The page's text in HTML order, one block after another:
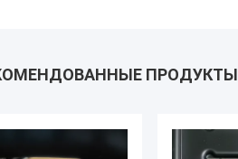
ПРОДУКТЫ